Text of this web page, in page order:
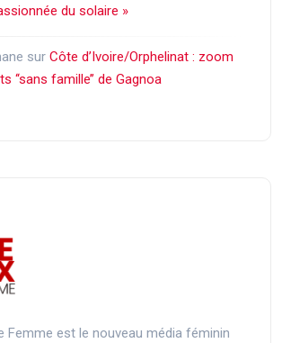
du solaire »
sur Côte d’Ivoire/Orphelinat : zoom
‘‘sans famille’’ de Gagnoa
Femme est le nouveau média féminin